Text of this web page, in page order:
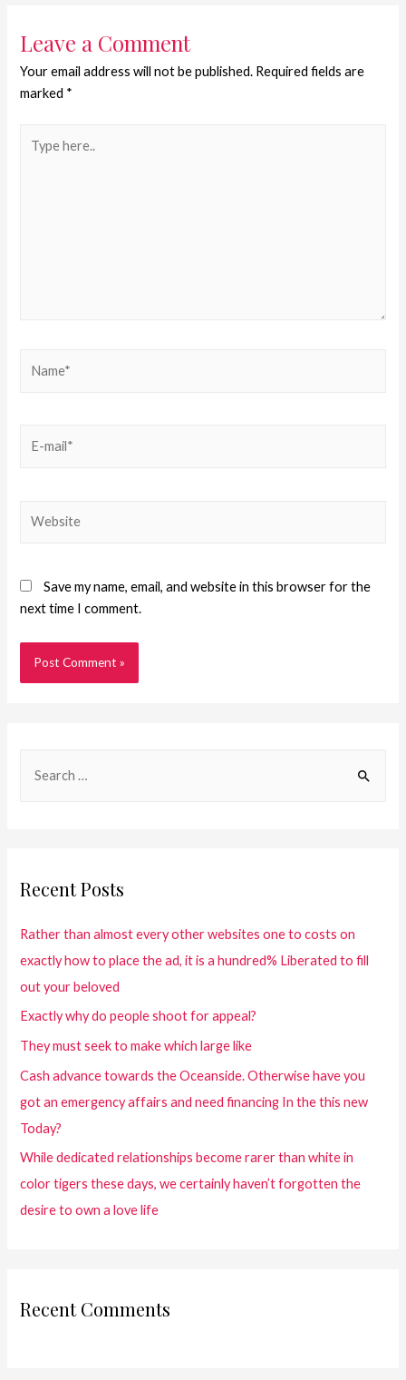
Leave a Comment
Your email address will not be published. Required fields are
marked *
Save my name, email, and website in this browser for the
next time I comment.
Recent Posts
Rather than almost every other websites one to costs on
exactly how to place the ad, it is a hundred% Liberated to fill
out your beloved
Exactly why do people shoot for appeal?
They must seek to make which large like
Cash advance towards the Oceanside. Otherwise have you
got an emergency affairs and need financing In the this new
Today?
While dedicated relationships become rarer than white in
color tigers these days, we certainly haven’t forgotten the
desire to own a love life
Recent Comments